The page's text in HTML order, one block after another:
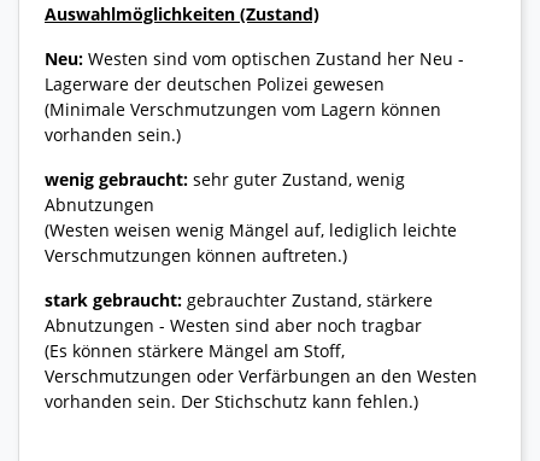
Auswahlmöglichkeiten (Zustand)
Neu: Westen sind vom optischen Zustand her Neu -
Lagerware der deutschen Polizei gewesen
(Minimale Verschmutzungen vom Lagern können
vorhanden sein.)
wenig gebraucht: sehr guter Zustand, wenig
Abnutzungen
(Westen weisen wenig Mängel auf, lediglich leichte
Verschmutzungen können auftreten.)
stark gebraucht: gebrauchter Zustand, stärkere
Abnutzungen - Westen sind aber noch tragbar
(Es können stärkere Mängel am Stoff,
Verschmutzungen oder Verfärbungen an den Westen
vorhanden sein. Der Stichschutz kann fehlen.)